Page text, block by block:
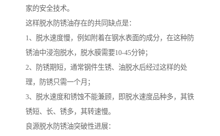
家的安全技术。
这样脱水防锈油存在的共同缺点是：
1、脱水速度慢，例如附着在钢水表面的成分，在这种防
锈油中浸泡脱水，脱水膜需要10-45分钟；
2、防锈期短，通常钢件生锈、油脱水后经过这样的处
理，防锈只需一个月；
3、脱水速度和锈蚀不能兼顾，即脱水速度品种多，其铁
锈短、长、锈多，其转速慢。
良源脱水防锈油突破性进展：